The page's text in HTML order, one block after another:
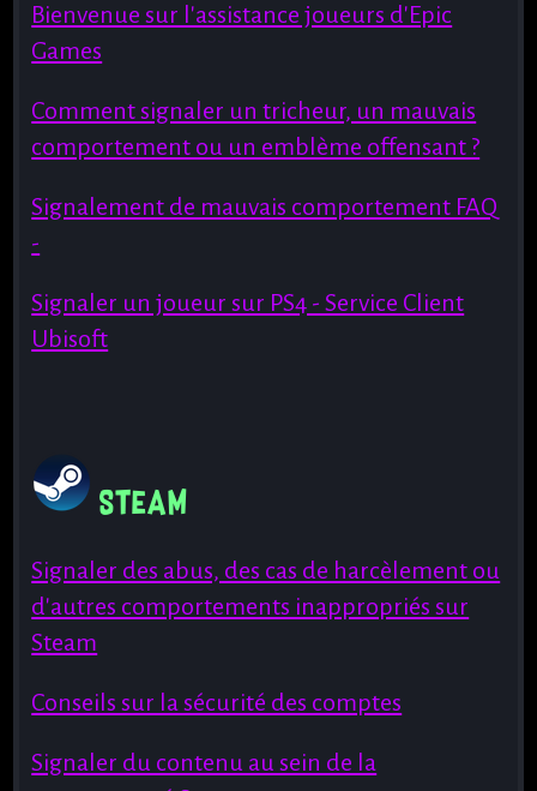
Bienvenue sur l'assistance joueurs d'Epic
Games
Comment signaler un tricheur, un mauvais
comportement ou un emblème offensant ?
Signalement de mauvais comportement FAQ
-
Signaler un joueur sur PS4 - Service Client
Ubisoft
Steam
Signaler des abus, des cas de harcèlement ou
d'autres comportements inappropriés sur
Steam
Conseils sur la sécurité des comptes
Signaler du contenu au sein de la